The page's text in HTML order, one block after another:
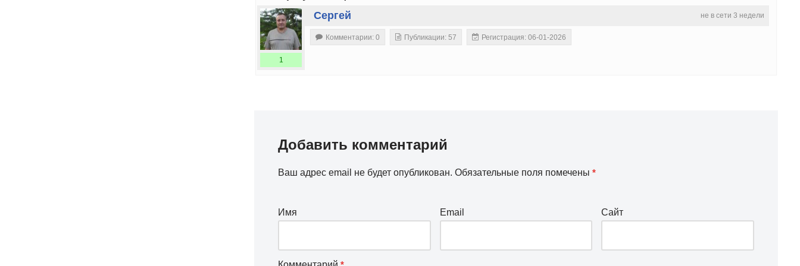
не в сети 3 недели
Сергей
1
Комментарии: 0 Публикации: 57 Регистрация: 06-01-2026
Добавить комментарий
Ваш адрес email не будет опубликован. Обязательные поля помечены *
Имя Email Сайт